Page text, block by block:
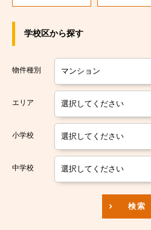
大阪市住之江区
大阪市平野区
大阪市北区
大阪市中央区
阪堺電軌阪堺線
大阪市営今里筋線
大阪市営堺筋線
南海本線
南海汐見橋線
京阪本線
学校区から探す
物件種別
エリア
小学校
中学校
検索